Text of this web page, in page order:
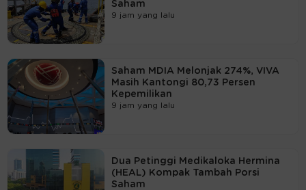
Saham
9 jam yang lalu
Saham MDIA Melonjak 274%, VIVA
Masih Kantongi 80,73 Persen
Kepemilikan
9 jam yang lalu
Dua Petinggi Medikaloka Hermina
(HEAL) Kompak Tambah Porsi
Saham